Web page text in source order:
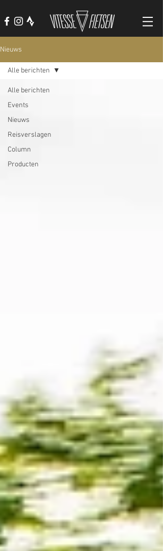
Nieuws
Alle berichten
Events
Nieuws
Reisverslagen
Column
Producten
Alle berichten